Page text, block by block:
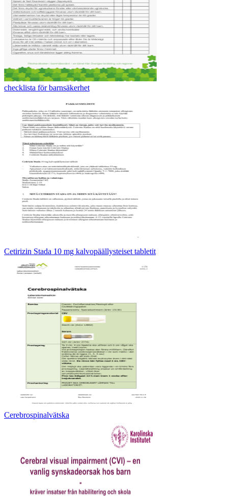
checklista för barnsäkerhet
Cetirizin Stada 10 mg kalvopäällysteiset tabletit
Cerebrospinalvätska